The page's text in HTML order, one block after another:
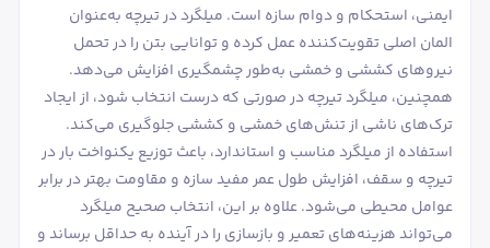
ایمنی، استحکام و دوام سازه است. میلگرد در تیرچه به‌عنوان
المان اصلی تقویت‌کننده عمل کرده و توانایی بتن را در تحمل
نیروهای کششی و خمشی به‌طور چشمگیری افزایش می‌دهد.
همچنین، میلگرد تیرچه در صورتی که درست انتخاب شود، از ایجاد
ترک‌های ناشی از تنش‌های خمشی و کششی جلوگیری می‌کند.
استفاده از میلگرد مناسب و استاندارد، باعث توزیع یکنواخت بار در
تیرچه و سقف، افزایش طول عمر مفید سازه و مقاومت بهتر در برابر
عوامل محیطی می‌شود. علاوه بر این، انتخاب صحیح میلگرد
می‌تواند هزینه‌های تعمیر و بازسازی را در آینده به حداقل برساند و